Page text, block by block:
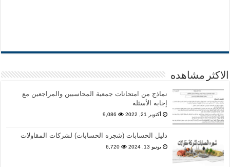
الاكثر مشاهده
نماذج من امتحانات جمعية المحاسبين والمراجعين مع
إجابة الأسئلة
أكتوبر 21, 2022 9,086
دليل الحسابات (شجره الحسابات) لشركات المقاولات
يونيو 13, 2024 6,720